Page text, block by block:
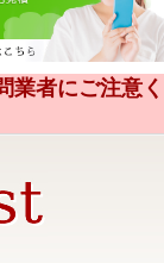
者にご注意く